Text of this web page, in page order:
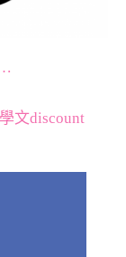
文discount